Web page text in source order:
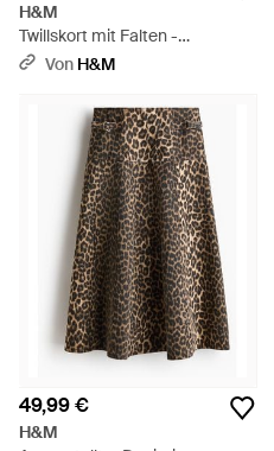
H&M
Twillskort mit Falten -
Mehrfarbig
Von H&M
49,99 €
H&M